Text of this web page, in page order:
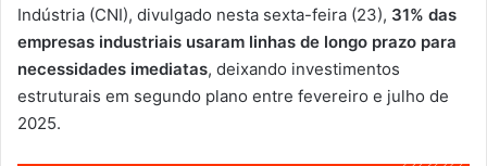
Indústria (CNI), divulgado nesta sexta-feira (23), 31% das
empresas industriais usaram linhas de longo prazo para
necessidades imediatas, deixando investimentos
estruturais em segundo plano entre fevereiro e julho de
2025.